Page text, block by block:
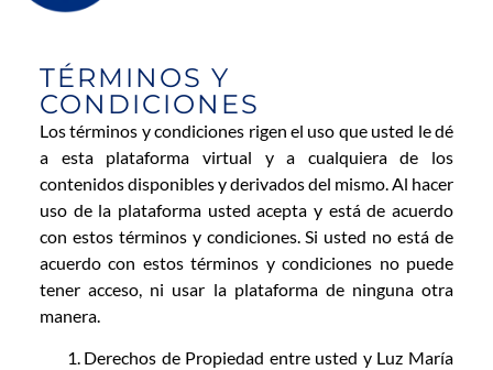
TÉRMINOS Y
CONDICIONES
Los términos y condiciones rigen el uso que usted le dé
a esta plataforma virtual y a cualquiera de los
contenidos disponibles y derivados del mismo. Al hacer
uso de la plataforma usted acepta y está de acuerdo
con estos términos y condiciones. Si usted no está de
acuerdo con estos términos y condiciones no puede
tener acceso, ni usar la plataforma de ninguna otra
manera.
Derechos de Propiedad entre usted y Luz María